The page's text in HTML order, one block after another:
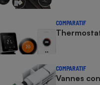
COMPARATIF
COMPARATIF
Vannes